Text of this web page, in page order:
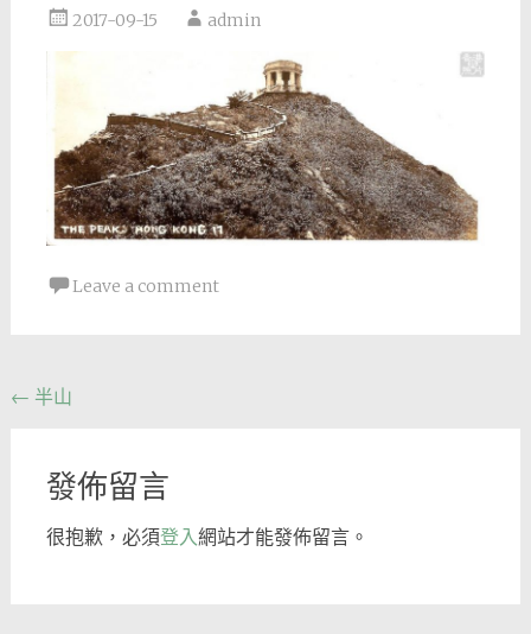
2017-09-15 admin
Leave a comment
Post
← 半山
發佈留言
很抱歉，必須登入網站才能發佈留言。